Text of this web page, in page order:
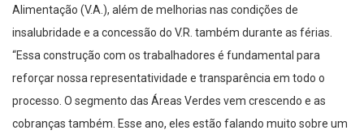
Alimentação (V.A.), além de melhorias nas condições de
insalubridade e a concessão do V.R. também durante as férias.
“Essa construção com os trabalhadores é fundamental para
reforçar nossa representatividade e transparência em todo o
processo. O segmento das Áreas Verdes vem crescendo e as
cobranças também. Esse ano, eles estão falando muito sobre um